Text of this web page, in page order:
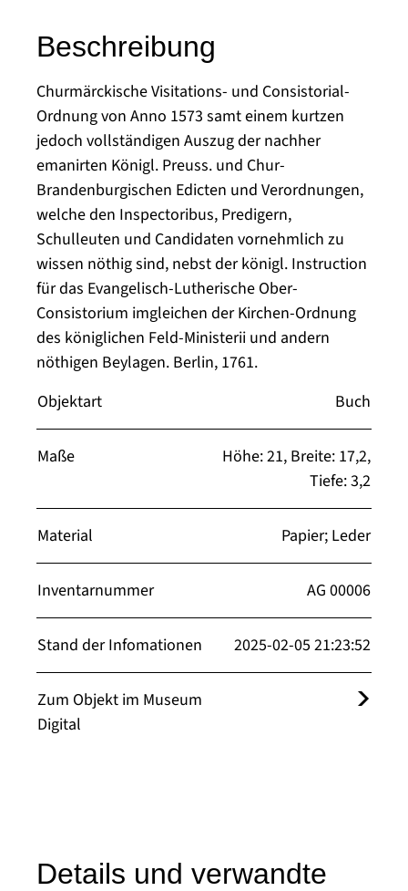
Beschreibung
Churmärckische Visitations- und Consistorial-
Ordnung von Anno 1573 samt einem kurtzen
jedoch vollständigen Auszug der nachher
emanirten Königl. Preuss. und Chur-
Brandenburgischen Edicten und Verordnungen,
welche den Inspectoribus, Predigern,
Schulleuten und Candidaten vornehmlich zu
wissen nöthig sind, nebst der königl. Instruction
für das Evangelisch-Lutherische Ober-
Consistorium imgleichen der Kirchen-Ordnung
des königlichen Feld-Ministerii und andern
nöthigen Beylagen. Berlin, 1761.
Objektart
Buch
Maße
Höhe: 21, Breite: 17,2,
Tiefe: 3,2
Material Papier; Leder
Inventarnummer AG 00006
Stand der Infomationen 2025-02-05 21:23:52
Zum Objekt im Museum
Digital
Details und verwandte